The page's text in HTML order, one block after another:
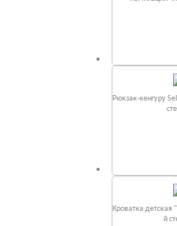
Рюкзак-кенгуру
Кроватка
й